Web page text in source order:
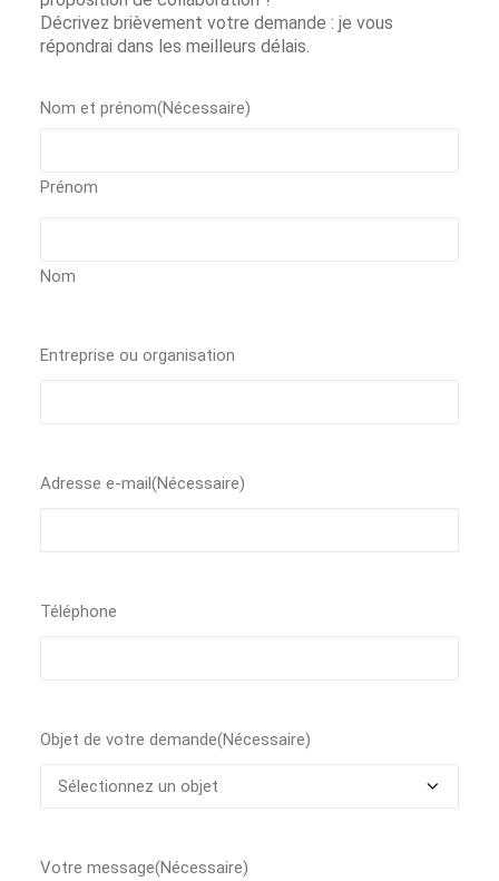
Décrivez brièvement votre demande : je vous
répondrai dans les meilleurs délais.
Nom et prénom(Nécessaire)
Prénom
Nom
Entreprise ou organisation
Adresse e-mail(Nécessaire)
Téléphone
Objet de votre demande(Nécessaire)
Votre message(Nécessaire)